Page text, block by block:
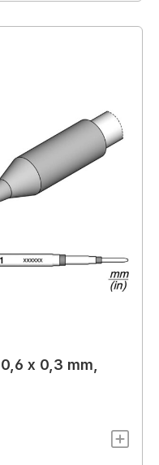
x 0,3 mm,